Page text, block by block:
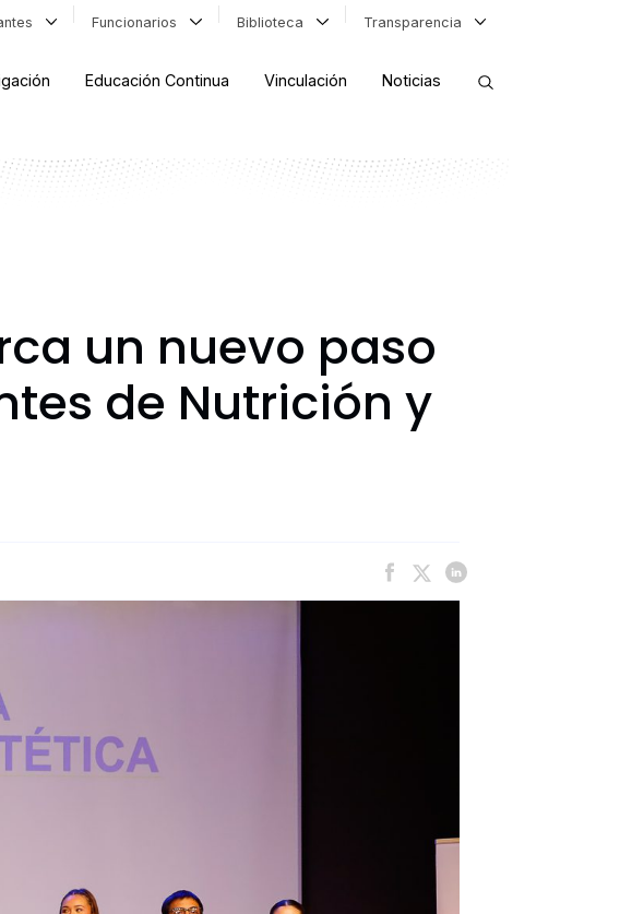
Funcionarios Biblioteca Transparencia
Educación Continua Vinculación Noticias
un nuevo paso
de Nutrición y